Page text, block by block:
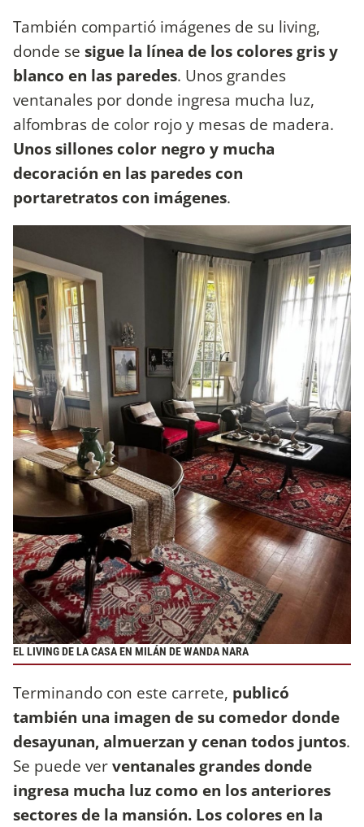
También compartió imágenes de su living,
donde se sigue la línea de los colores gris y
blanco en las paredes. Unos grandes
ventanales por donde ingresa mucha luz,
alfombras de color rojo y mesas de madera.
Unos sillones color negro y mucha
decoración en las paredes con
portaretratos con imágenes.
EL LIVING DE LA CASA EN MILÁN DE WANDA NARA
Terminando con este carrete, publicó
también una imagen de su comedor donde
desayunan, almuerzan y cenan todos juntos.
Se puede verventanales grandes donde
ingresa mucha luz como en los anteriores
sectores de la mansión. Los colores en la